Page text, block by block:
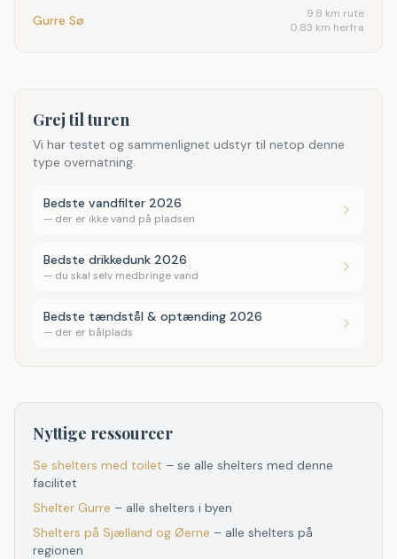
Gurre Sø 9.8 km rute
0.83 km herfra
Grej til turen
Vi har testet og sammenlignet udstyr til netop denne
type overnatning.
Bedste vandfilter 2026
— der er ikke vand på pladsen
Bedste drikkedunk 2026
— du skal selv medbringe vand
Bedste tændstål & optænding 2026
— der er bålplads
Nyttige ressourcer
Se shelters med toilet – se alle shelters med denne
facilitet
Shelter Gurre – alle shelters i byen
Shelters på Sjælland og Øerne – alle shelters på
regionen